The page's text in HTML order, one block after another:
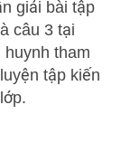
giải bài tập
câu 3 tại
tham
tập kiến